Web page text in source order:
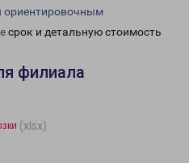
ориентировочным
срок и детальную стоимость
филиала
(xlsx)